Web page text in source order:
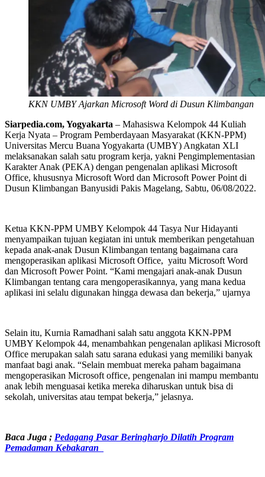
KKN UMBY Ajarkan Microsoft Word di Dusun Klimbangan
Siarpedia.com, Yogyakarta – Mahasiswa Kelompok 44 Kuliah
Kerja Nyata – Program Pemberdayaan Masyarakat (KKN-PPM)
Universitas Mercu Buana Yogyakarta (UMBY) Angkatan XLI
melaksanakan salah satu program kerja, yakni Pengimplementasian
Karakter Anak (PEKA) dengan pengenalan aplikasi Microsoft
Office, khususnya Microsoft Word dan Microsoft Power Point di
Dusun Klimbangan Banyusidi Pakis Magelang, Sabtu, 06/08/2022.
Ketua KKN-PPM UMBY Kelompok 44 Tasya Nur Hidayanti
menyampaikan tujuan kegiatan ini untuk memberikan pengetahuan
kepada anak-anak Dusun Klimbangan tentang bagaimana cara
mengoperasikan aplikasi Microsoft Office, yaitu Microsoft Word
dan Microsoft Power Point. “Kami mengajari anak-anak Dusun
Klimbangan tentang cara mengoperasikannya, yang mana kedua
aplikasi ini selalu digunakan hingga dewasa dan bekerja,” ujarnya
Selain itu, Kurnia Ramadhani salah satu anggota KKN-PPM
UMBY Kelompok 44, menambahkan pengenalan aplikasi Microsoft
Office merupakan salah satu sarana edukasi yang memiliki banyak
manfaat bagi anak. “Selain membuat mereka paham bagaimana
mengoperasikan Microsoft office, pengenalan ini mampu membantu
anak lebih menguasai ketika mereka diharuskan untuk bisa di
sekolah, universitas atau tempat bekerja,” jelasnya.
Baca Juga ; Pedagang Pasar Beringharjo Dilatih Program
Pemadaman Kebakaran